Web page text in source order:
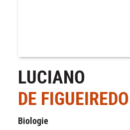
LUCIANO
DE
Biologie